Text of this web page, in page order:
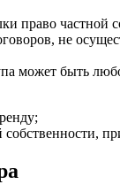
право частной
не
может быть